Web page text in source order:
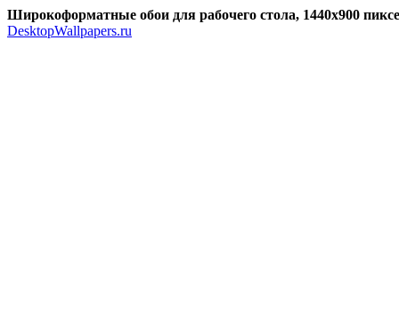
Широкоформатные обои для рабочего стола, 1440x900
DesktopWallpapers.ru